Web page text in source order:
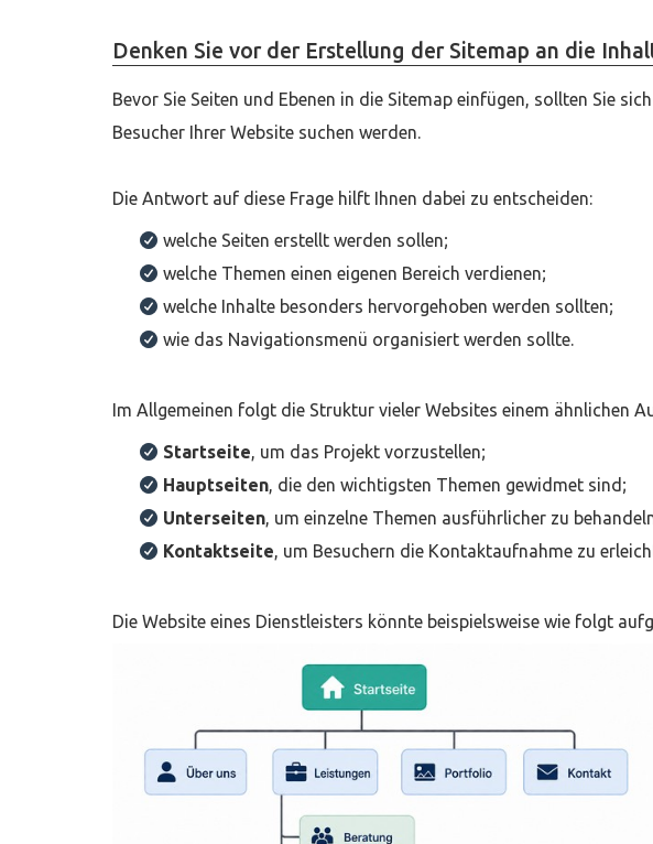
Denken Sie vor der Erstellung der Sitemap an die
Bevor Sie Seiten und Ebenen in die Sitemap einfügen, sollten Sie
Besucher Ihrer Website suchen werden.
Die Antwort auf diese Frage hilft Ihnen dabei zu entscheiden:
welche Seiten erstellt werden sollen;
welche Themen einen eigenen Bereich verdienen;
welche Inhalte besonders hervorgehoben werden sollten;
wie das Navigationsmenü organisiert werden sollte.
Im Allgemeinen folgt die Struktur vieler Websites einem ähnlichen
Startseite, um das Projekt vorzustellen;
Hauptseiten, die den wichtigsten Themen gewidmet sind;
Unterseiten, um einzelne Themen ausführlicher zu
Kontaktseite, um Besuchern die Kontaktaufnahme zu
Die Website eines Dienstleisters könnte beispielsweise wie folgt